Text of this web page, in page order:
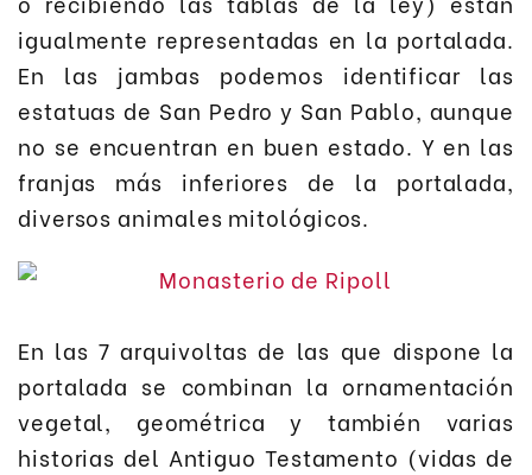
igualmente representadas en la portalada.
En las jambas podemos identificar las
estatuas de San Pedro y San Pablo, aunque
no se encuentran en buen estado. Y en las
franjas más inferiores de la portalada,
diversos animales mitológicos.
En las 7 arquivoltas de las que dispone la
portalada se combinan la ornamentación
vegetal, geométrica y también varias
historias del Antiguo Testamento (vidas de